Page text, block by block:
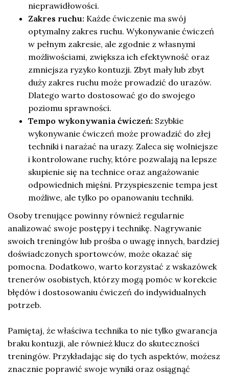
nieprawidłowości.
Zakres ruchu: Każde ćwiczenie ma swój
optymalny zakres ruchu. Wykonywanie ćwiczeń
w pełnym zakresie, ale zgodnie z własnymi
możliwościami, zwiększa ich efektywność oraz
zmniejsza ryzyko kontuzji. Zbyt mały lub zbyt
duży zakres ruchu może prowadzić do urazów.
Dlatego warto dostosować go do swojego
poziomu sprawności.
Tempo wykonywania ćwiczeń: Szybkie
wykonywanie ćwiczeń może prowadzić do złej
techniki i narażać na urazy. Zaleca się wolniejsze
i kontrolowane ruchy, które pozwalają na lepsze
skupienie się na technice oraz angażowanie
odpowiednich mięśni. Przyspieszenie tempa jest
możliwe, ale tylko po opanowaniu techniki.
Osoby trenujące powinny również regularnie
analizować swoje postępy i technikę. Nagrywanie
swoich treningów lub prośba o uwagę innych, bardziej
doświadczonych sportowców, może okazać się
pomocna. Dodatkowo, warto korzystać z wskazówek
trenerów osobistych, którzy mogą pomóc w korekcie
błędów i dostosowaniu ćwiczeń do indywidualnych
potrzeb.
Pamiętaj, że właściwa technika to nie tylko gwarancja
braku kontuzji, ale również klucz do skuteczności
treningów. Przykładając się do tych aspektów, możesz
znacznie poprawić swoje wyniki oraz osiągnąć